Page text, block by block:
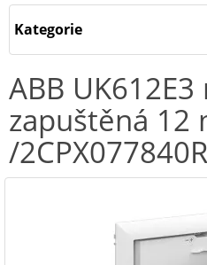
Kategorie
ABB
zapuštěná 12
/